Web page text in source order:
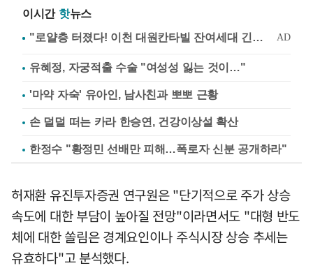
이시간 핫뉴스
유혜정, 자궁적출 수술 "여성성 잃는 것이…"
'마약 자숙' 유아인, 남사친과 뽀뽀 근황
손 덜덜 떠는 카라 한승연, 건강이상설 확산
한정수 "황정민 선배만 피해…폭로자 신분 공개하라"
허재환 유진투자증권 연구원은 "단기적으로 주가 상승
속도에 대한 부담이 높아질 전망"이라면서도 "대형 반도
체에 대한 쏠림은 경계요인이나 주식시장 상승 추세는
유효하다"고 분석했다.